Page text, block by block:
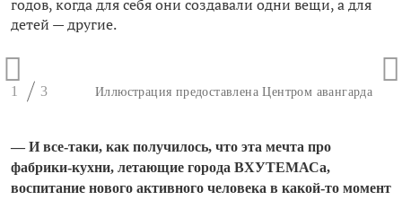
годов, когда для себя они создавали одни вещи, а для
детей — другие.
Иллюстрация предоставлена Центром авангарда
1 3
— И все-таки, как получилось, что эта мечта про
фабрики-кухни, летающие города ВХУТЕМАСа,
воспитание нового активного человека в какой-то момент